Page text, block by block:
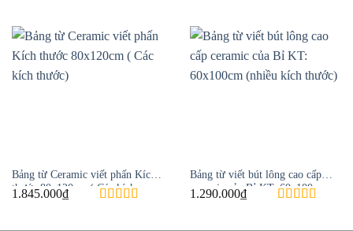
Bảng từ Ceramic viết phấn Kích
thước 80x120cm ( Các kích
thước)
1.845.000₫
Bảng từ viết bút lông cao cấp
ceramic của Bỉ KT: 60x100cm
(nhiều kích thước)
1.290.000₫